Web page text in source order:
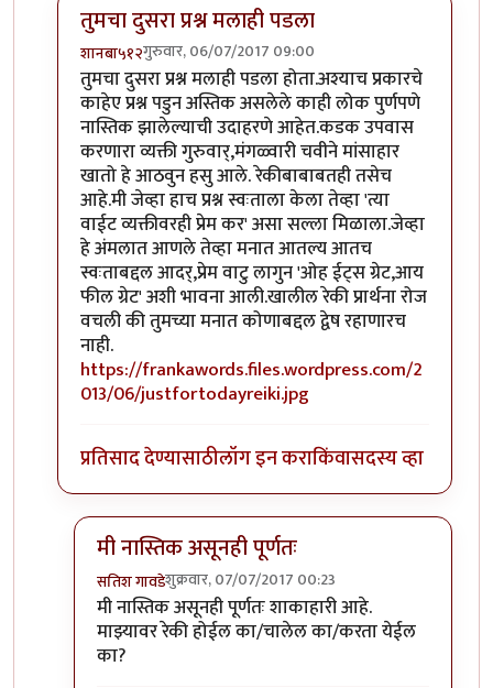
तुमचा दुसरा प्रश्न मलाही पडला
शानबा५१२गुरुवार, 06/07/2017 09:00
In reply toऐकलं आहे हे रेकी प्रकरण. पणbyज्योति अळवणी
तुमचा दुसरा प्रश्न मलाही पडला होता.अश्याच प्रकारचे
काहेए प्रश्न पडुन अस्तिक असलेले काही लोक पुर्णपणे
नास्तिक झालेल्याची उदाहरणे आहेत.कडक उपवास
करणारा व्यक्ती गुरुवार्,मंगळ्वारी चवीने मांसाहार
खातो हे आठवुन हसु आले. रेकीबाबाबतही तसेच
आहे.मी जेव्हा हाच प्रश्न स्वःताला केला तेव्हा 'त्या
वाईट व्यक्तीवरही प्रेम कर' असा सल्ला मिळाला.जेव्हा
हे अंमलात आणले तेव्हा मनात आतल्य आतच
स्वःताबद्दल आदर्,प्रेम वाटु लागुन 'ओह ईट्स ग्रेट,आय
फील ग्रेट' अशी भावना आली.खालील रेकी प्रार्थना रोज
वचली की तुमच्या मनात कोणाबद्दल द्वेष रहाणारच
नाही.
https://frankawords.files.wordpress.com/2
013/06/justfortodayreiki.jpg
प्रतिसाद देण्यासाठीलॉग इन कराकिंवासदस्य व्हा
मी नास्तिक असूनही पूर्णतः
सतिश गावडेशुक्रवार, 07/07/2017 00:23
In reply toतुमचा दुसरा प्रश्न मलाही पडला
मी नास्तिक असूनही पूर्णतः शाकाहारी आहे.
माझ्यावर रेकी होईल का/चालेल का/करता येईल
का?